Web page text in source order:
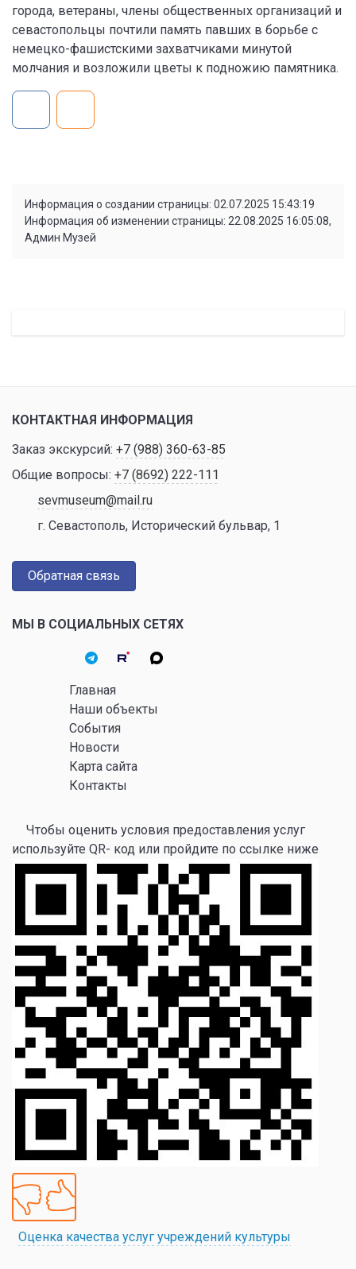
города, ветераны, члены общественных организаций и
севастопольцы почтили память павших в борьбе с
немецко-фашистскими захватчиками минутой
молчания и возложили цветы к подножию памятника.
Информация о создании страницы: 02.07.2025 15:43:19
Информация об изменении страницы: 22.08.2025 16:05:08,
Админ Музей
КОНТАКТНАЯ ИНФОРМАЦИЯ
Заказ экскурсий: +7 (988) 360-63-85
Общие вопросы: +7 (8692) 222-111
sevmuseum@mail.ru
г. Севастополь, Исторический бульвар, 1
Обратная связь
МЫ В СОЦИАЛЬНЫХ СЕТЯХ
Главная
Наши объекты
События
Новости
Карта сайта
Контакты
Чтобы оценить условия предоставления услуг
используйте QR- код или пройдите по ссылке ниже
Оценка качества услуг учреждений культуры